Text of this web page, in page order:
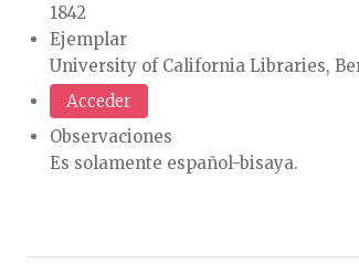
1842
Ejemplar
University of California Libraries,
Acceder
Observaciones
Es solamente español-bisaya.